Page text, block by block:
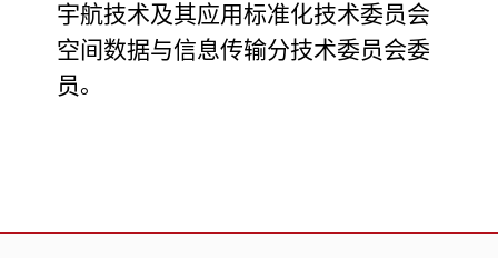
宇航技术及其应用标准化技术委员会
空间数据与信息传输分技术委员会委
员。